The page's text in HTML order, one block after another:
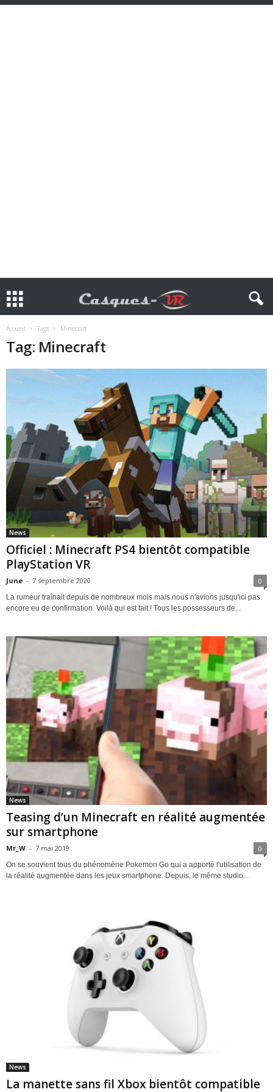
Accueil Tags Minecraft
Tag: Minecraft
News
Officiel : Minecraft PS4 bientôt compatible
PlayStation VR
June - 7 septembre 2020 0
La rumeur traînait depuis de nombreux mois mais nous n'avions jusqu'ici pas
encore eu de confirmation. Voilà qui est fait ! Tous les possesseurs de...
News
Teasing d’un Minecraft en réalité augmentée
sur smartphone
Mr_W - 7 mai 2019 0
On se souvient tous du phénomène Pokemon Go qui a apporté l'utilisation de
la réalité augmentée dans les jeux smartphone. Depuis, le même studio...
News
La manette sans fil Xbox bientôt compatible